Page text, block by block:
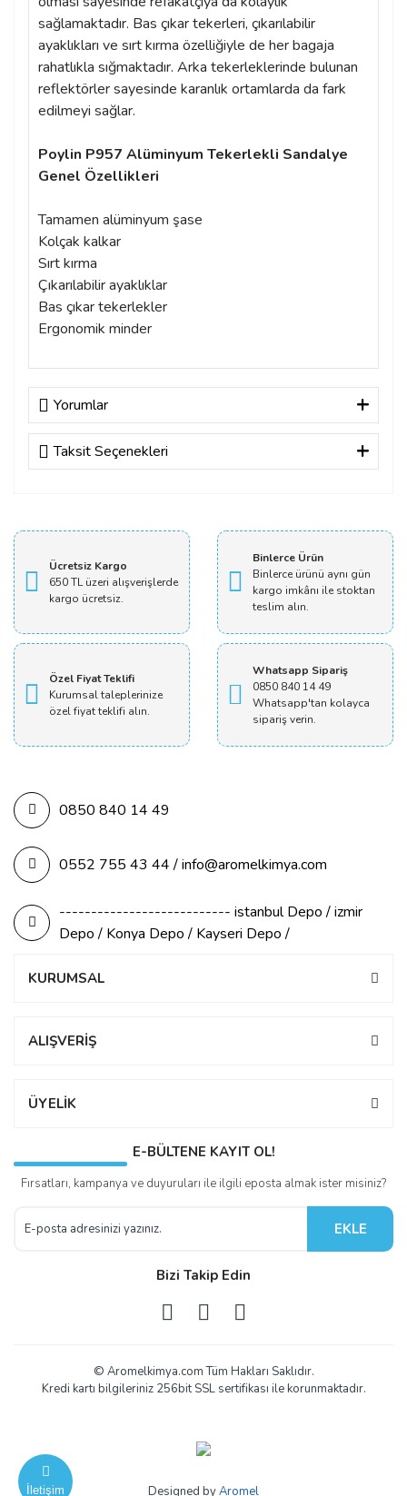
sağlamaktadır. Bas çıkar tekerleri, çıkarılabilir
ayaklıkları ve sırt kırma özelliğiyle de her bagaja
rahatlıkla sığmaktadır. Arka tekerleklerinde bulunan
reflektörler sayesinde karanlık ortamlarda da fark
edilmeyi sağlar.
Poylin P957 Alüminyum Tekerlekli Sandalye
Genel Özellikleri
Tamamen alüminyum şase
Kolçak kalkar
Sırt kırma
Çıkarılabilir ayaklıklar
Bas çıkar tekerlekler
Ergonomik minder
Yorumlar
Bu ürüne ilk yorumu siz yapın!
Taksit Seçenekleri
İletişim
Ücretsiz Kargo
650 TL üzeri alışverişlerde
kargo ücretsiz.
Binlerce Ürün
Binlerce ürünü aynı gün
kargo imkânı ile stoktan
teslim alın.
Özel Fiyat Teklifi
Kurumsal taleplerinize
özel fiyat teklifi alın.
Whatsapp Sipariş
0850 840 14 49
Whatsapp'tan kolayca
sipariş verin.
0850 840 14 49
0552 755 43 44 / info@aromelkimya.com
--------------------------- istanbul Depo / izmir
Depo / Konya Depo / Kayseri Depo /
KURUMSAL
ALIŞVERİŞ
ÜYELİK
E-BÜLTENE KAYIT OL!
Fırsatları, kampanya ve duyuruları ile ilgili eposta almak ister misiniz?
EKLE
Bizi Takip Edin
© Aromelkimya.com Tüm Hakları Saklıdır.
Kredi kartı bilgileriniz 256bit SSL sertifikası ile korunmaktadır.
Designed byAromel